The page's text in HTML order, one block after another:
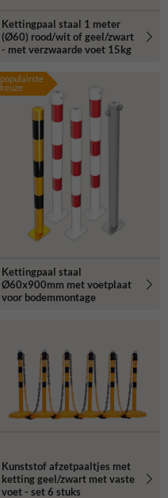
Kettingpaal staal 1 meter
(Ø60) rood/wit of geel/zwart
- met verzwaarde voet 15kg
populairste
keuze
Kettingpaal staal
Ø60x900mm met voetplaat
voor bodemmontage
Kunststof afzetpaaltjes met
ketting geel/zwart met vaste
voet - set 6 stuks